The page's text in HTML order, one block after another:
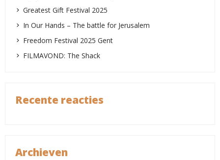
Greatest Gift Festival 2025
In Our Hands – The battle for Jerusalem
Freedom Festival 2025 Gent
FILMAVOND: The Shack
Recente reacties
Archieven